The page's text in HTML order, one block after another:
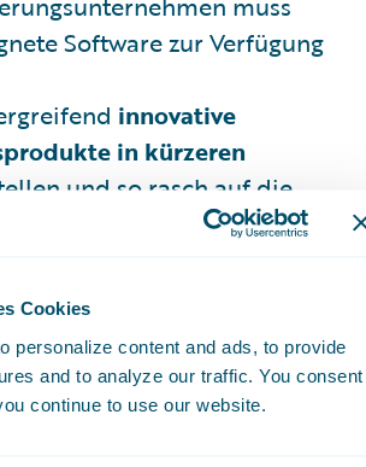
Cookies
personalize content and ads, to provide
and to analyze our traffic. You consent
continue to use our website.
Software zur Verfügung
innovative
in kürzeren
und so rasch auf die
reagieren zu können. Eine
fördert eine agile
und macht
Produkteunabhängig
komplexen IT möglich.